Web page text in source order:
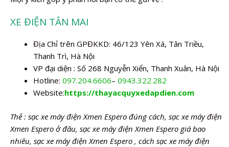
XE ĐIỆN TÂN MAI
Địa Chỉ trên GPĐKKD: 46/123 Yên Xá, Tân Triều,
Thanh Trì, Hà Nội
VP đại diện : Số 268 Nguyễn Xiển, Thanh Xuân, Hà Nội
Hotline: 097.204.6606– 0943.322.282
Website:https://thayacquyxedapdien.com
Thẻ : sạc xe máy điện Xmen Espero đúng cách, sạc xe máy điện
Xmen Espero ở đâu, sạc xe máy điện Xmen Espero giá bao
nhiêu, sạc xe máy điện Xmen Espero , cách sạc xe máy điện